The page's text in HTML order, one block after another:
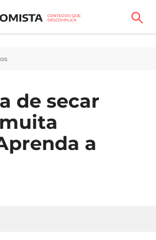
de secar
a